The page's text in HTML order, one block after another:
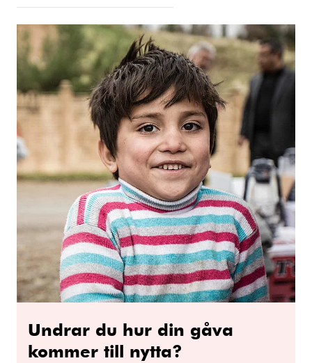
Undrar du hur din gåva
kommer till nytta?